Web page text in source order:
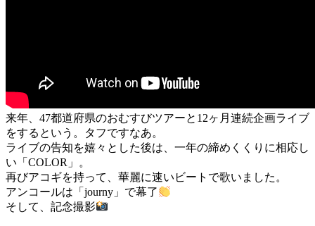
来年、47都道府県のおむすびツアーと12ヶ月連続企画ライブ
をするという。タフですなあ。
ライブの告知を嬉々とした後は、一年の締めくくりに相応し
い「COLOR」。
再びアコギを持って、華麗に速いビートで歌いました。
アンコールは「journy」で幕了
そして、記念撮影